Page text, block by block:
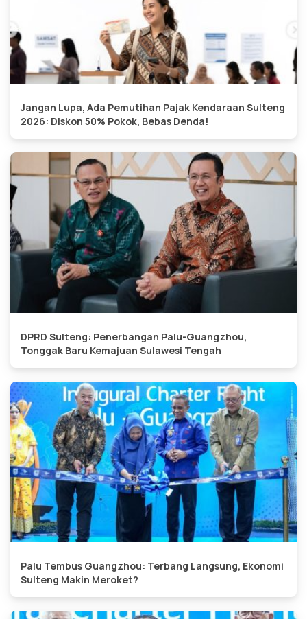
Jangan Lupa, Ada Pemutihan Pajak Kendaraan Sulteng
2026: Diskon 50% Pokok, Bebas Denda!
DPRD Sulteng: Penerbangan Palu-Guangzhou,
Tonggak Baru Kemajuan Sulawesi Tengah
Palu Tembus Guangzhou: Terbang Langsung, Ekonomi
Sulteng Makin Meroket?